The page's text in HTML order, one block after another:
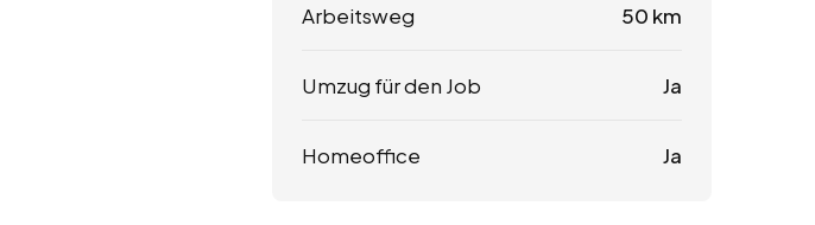
Arbeitsweg 50 km
Umzug für den Job Ja
Homeoffice Ja